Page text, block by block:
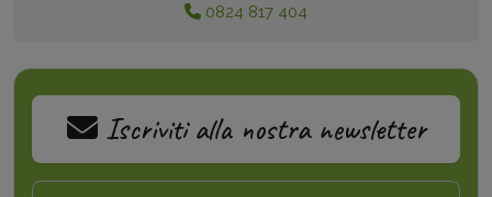
0824 817 404
Iscriviti alla nostra newsletter